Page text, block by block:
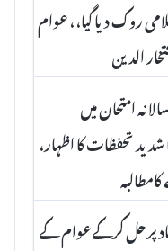
روک دیا گیا، ، عوام
الدین
امتحان میں
شدید تحفظات کا اظہار،
پرحل کرکےعوام کے